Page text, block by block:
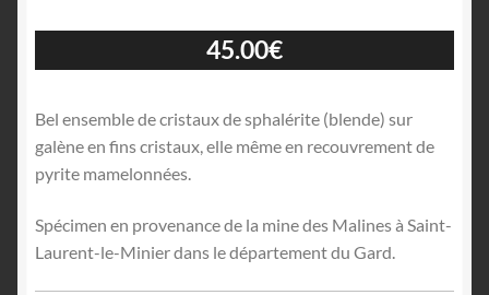
45.00€
Bel ensemble de cristaux de sphalérite (blende) sur
galène en fins cristaux, elle même en recouvrement de
pyrite mamelonnées.
Spécimen en provenance de la mine des Malines à Saint-
Laurent-le-Minier dans le département du Gard.